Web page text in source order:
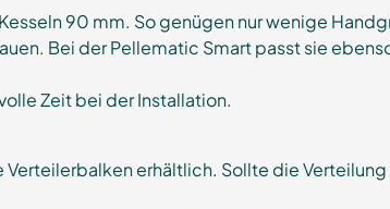
90 mm. So genügen nur wenige
Bei der Pellematic Smart passt sie
Zeit bei der Installation.
erhältlich. Sollte die